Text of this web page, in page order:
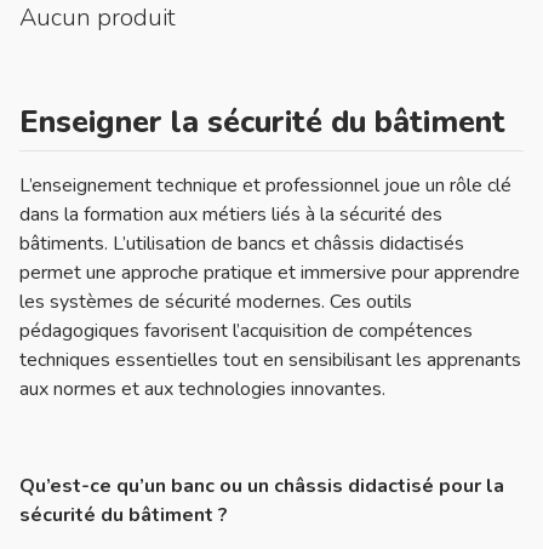
Aucun produit
Enseigner la sécurité du bâtiment
L’enseignement technique et professionnel joue un rôle clé
dans la formation aux métiers liés à la sécurité des
bâtiments. L’utilisation de bancs et châssis didactisés
permet une approche pratique et immersive pour apprendre
les systèmes de sécurité modernes. Ces outils
pédagogiques favorisent l’acquisition de compétences
techniques essentielles tout en sensibilisant les apprenants
aux normes et aux technologies innovantes.
Qu’est-ce qu’un banc ou un châssis didactisé pour la
sécurité du bâtiment ?